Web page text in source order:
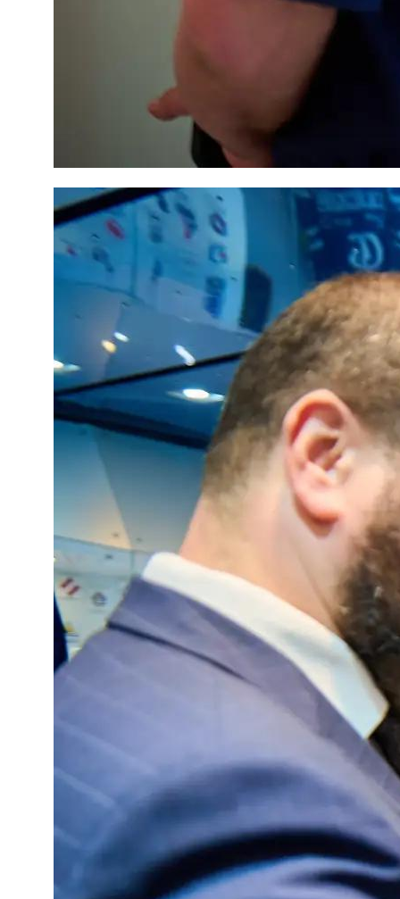
Проезд:м.Курская
Адрес:
105064, г.
Москва ул. Казакова,
д.18с 1
Пушкинская